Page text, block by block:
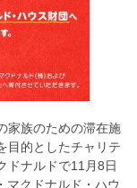
家族のための滞在施
目的としたチャリテ
ドナルドで11月8日
マクドナルド・ハウ